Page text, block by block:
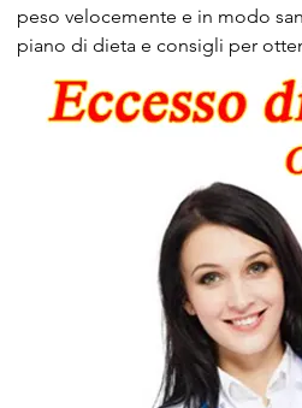
peso velocemente e in modo
piano di dieta e consigli per